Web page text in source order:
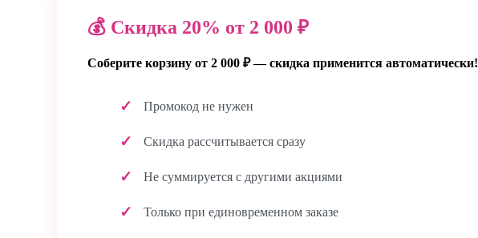
💰 Скидка 20% от 2 000 ₽
Соберите корзину от 2 000 ₽ — скидка применится автоматически!
Промокод не нужен
Скидка рассчитывается сразу
Не суммируется с другими акциями
Только при единовременном заказе